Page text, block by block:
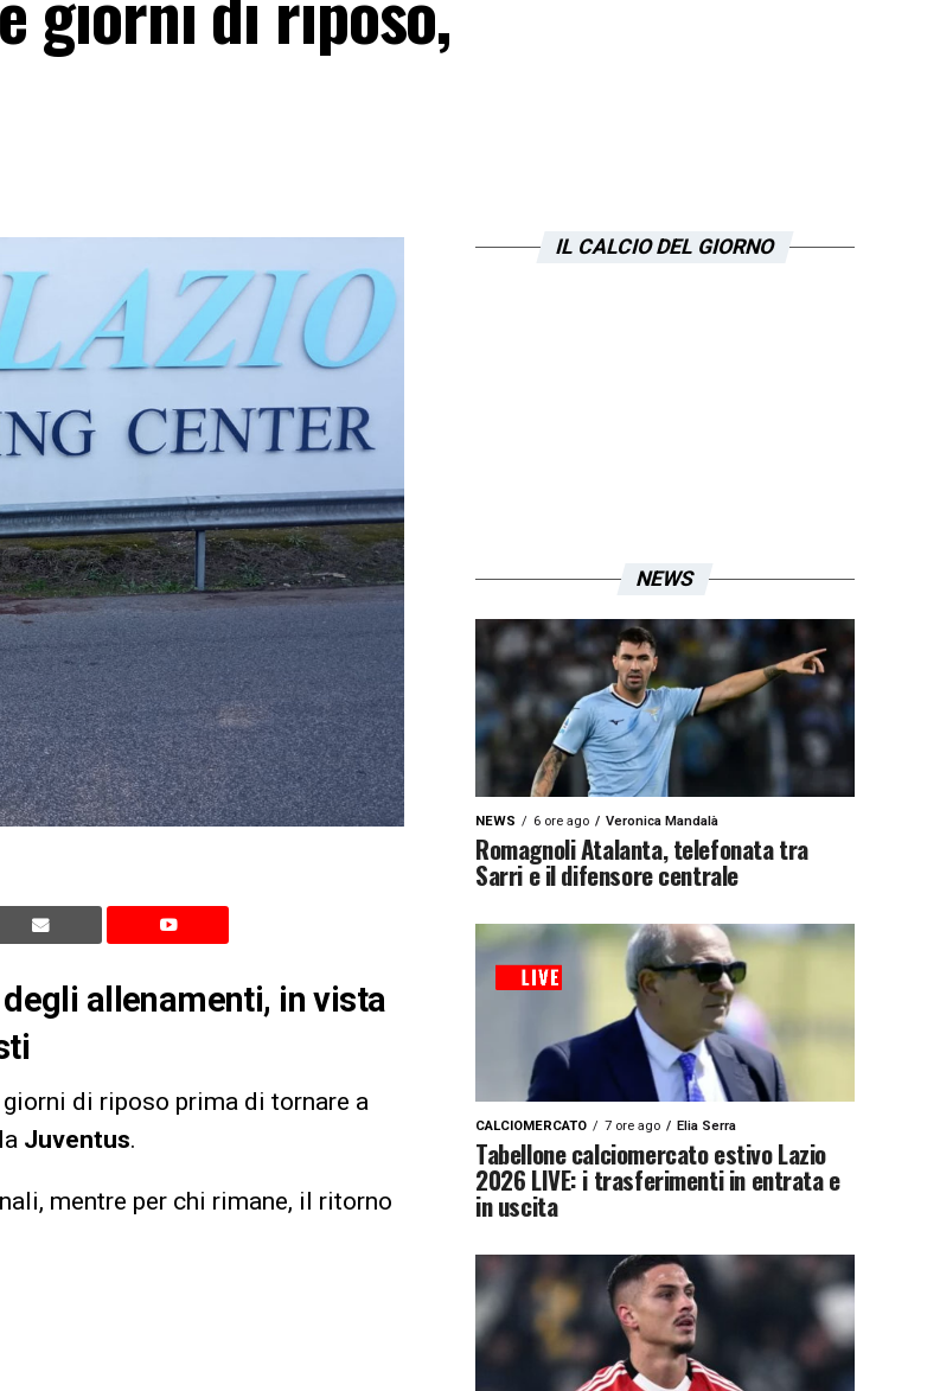
allenamenti, in vista
di riposo prima di tornare a
Juventus.
mentre per chi rimane, il ritorno
IL CALCIO DEL GIORNO
NEWS
NEWS 6 ore ago Veronica Mandalà
Romagnoli Atalanta, telefonata tra
Sarri e il difensore centrale
CALCIOMERCATO 7 ore ago Elia Serra
Tabellone calciomercato estivo Lazio
2026 LIVE: i trasferimenti in entrata e
in uscita